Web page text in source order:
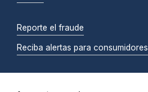
Reporte el fraude
Reciba alertas para consumidores